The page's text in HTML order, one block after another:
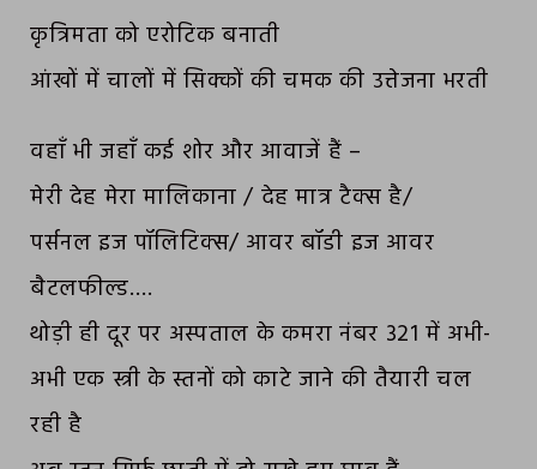
कृत्रिमता को एरोटिक बनाती
आंखों में चालों में सिक्कों की चमक की उत्तेजना भरती
वहाँ भी जहाँ कई शोर और आवाजें हैं –
मेरी देह मेरा मालिकाना / देह मात्र टैक्स है/
पर्सनल इज पॉलिटिक्स/ आवर बॉडी इज आवर
बैटलफील्ड….
थोड़ी ही दूर पर अस्पताल के कमरा नंबर 321 में अभी-
अभी एक स्त्री के स्तनों को काटे जाने की तैयारी चल
रही है